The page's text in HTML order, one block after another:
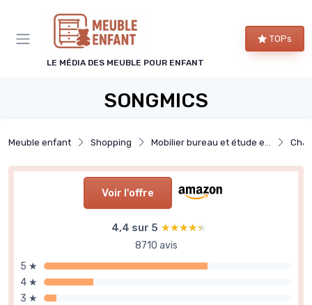
LE MÉDIA DES MEUBLE POUR ENFANT
TOPs
SONGMICS
Meuble enfant Shopping Mobilier bureau et étude enfant
Voir l'offre
4,4 sur 5 ★★★★★
★★★★★
8710 avis
5 ★
4 ★
3 ★